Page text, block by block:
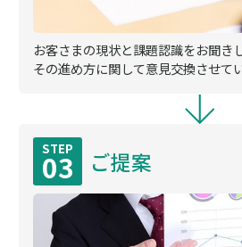
お客さまの現状と課題認識をお聞き
その進め方に関して意見交換させて
STEP
03 ご提案